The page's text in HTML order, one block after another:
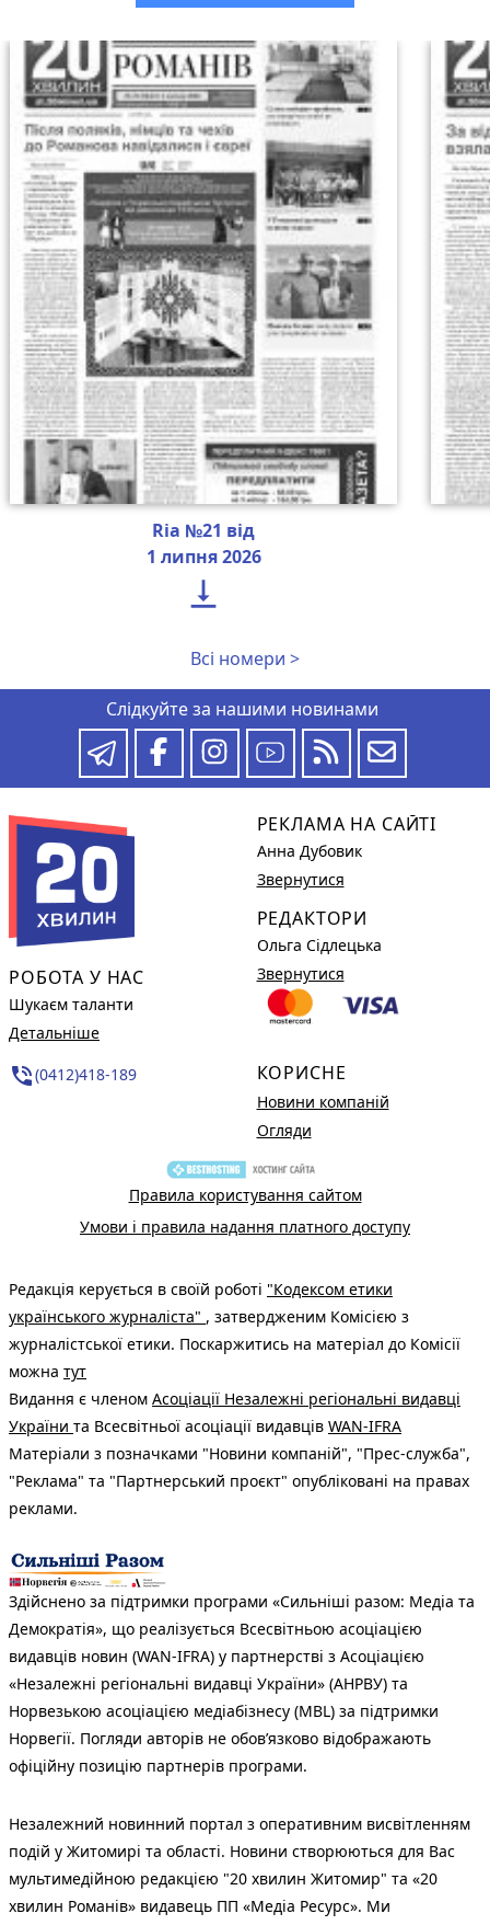
Ria №21 від
1 липня 2026

Всі номери >
Слідкуйте за нашими новинами
РОБОТА У НАС
Шукаєм таланти
Детальніше
phone_in_talk(0412)418-189
РЕКЛАМА НА САЙТІ
Анна Дубовик
Звернутися
РЕДАКТОРИ
Ольга Сідлецька
Звернутися
КОРИСНЕ
Новини компаній
Огляди
Правила користування сайтом
Умови і правила надання платного доступу
Редакція керується в своїй роботі "Кодексом етики
українського журналіста" , затвердженим Комісією з
журналістської етики. Поскаржитись на матеріал до Комісії
можна тут
Видання є членом Асоціації Незалежні регіональні видавці
України та Всесвітньої асоціації видавців WAN-IFRA
Матеріали з позначками "Новини компаній", "Прес-служба",
"Реклама" та "Партнерський проєкт" опубліковані на правах
реклами.
Здійснено за підтримки програми «Сильніші разом: Медіа та
Демократія», що реалізується Всесвітньою асоціацією
видавців новин (WAN-IFRA) у партнерстві з Асоціацією
«Незалежні регіональні видавці України» (АНРВУ) та
Норвезькою асоціацією медіабізнесу (MBL) за підтримки
Норвегії. Погляди авторів не обов’язково відображають
офіційну позицію партнерів програми.
Незалежний новинний портал з оперативним висвітленням
подій у Житомирі та області. Новини створюються для Вас
мультимедійною редакцією "20 хвилин Житомир" та «20
хвилин Романів» видавець ПП «Медіа Ресурс». Ми